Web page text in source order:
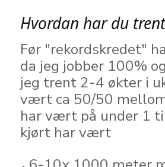
Hvordan har du
Før "rekordskredet"
da jeg jobber 100%
jeg trent 2-4 økter i
vært ca 50/50
har vært på under 1
kjørt har vært